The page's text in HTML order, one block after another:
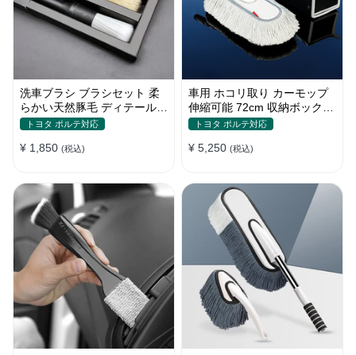
洗車ブラシ ブラシセット 柔
らかい天然豚毛 ディテールブ
ラシ 隙間ブラシ 筆タイプ
トヨタ ポルテ対応
¥ 1,850 (税込)
車用 ホコリ取り カーモップ
伸縮可能 72cm 収納ボックス
付き 軽量・コンパクト
トヨタ ポルテ対応
¥ 5,250 (税込)